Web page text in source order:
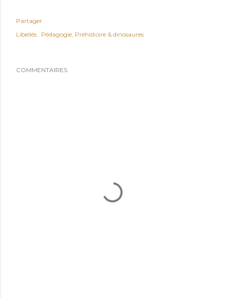
Partager
Libellés : Pédagogie Préhistoire & dinosaures
COMMENTAIRES